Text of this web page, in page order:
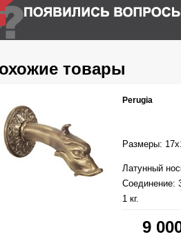
товары
Perugia
Размеры:
Латунный
Cоединение:
1 кг.
9